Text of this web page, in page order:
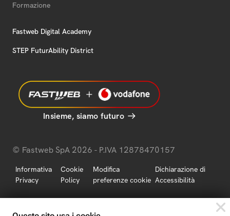
Formazione
Fastweb Digital Academy
STEP FuturAbility District
Insieme, siamo futuro
© Fastweb SpA 2026 - P.IVA 12878470157
Informativa
Privacy
Cookie
Policy
Modifica
preferenze cookie
Dichiarazione di
Accessibilità